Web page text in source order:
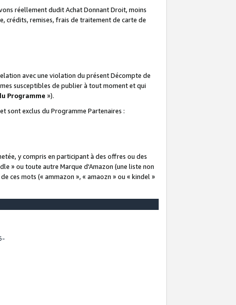
réellement dudit Achat Donnant Droit, moins
crédits, remises, frais de traitement de carte de
avec une violation du présent Décompte de
susceptibles de publier à tout moment et qui
Programme »).
sont exclus du Programme Partenaires :
y compris en participant à des offres ou des
» ou toute autre Marque d'Amazon (une liste non
ces mots (« ammazon », « amaozn » ou « kindel »